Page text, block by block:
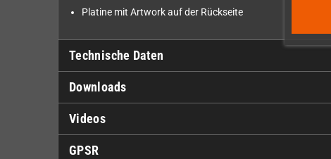
Platine mit Artwork auf der Rückseite
Technische Daten
Downloads
Videos
GPSR